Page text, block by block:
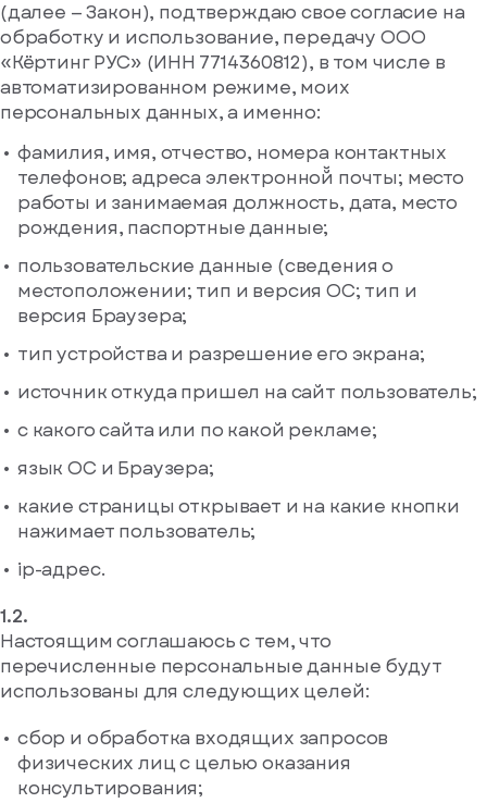
или
еще нет
Отправить
код
еще
раз
43
сек
Телефон*
Я даю своё
согласие на
обработку
данных
Я согласен
получать
рекламные и
информационные
материалы
Войдите
, если
вас
есть
Сообщение*
Нажимая
на
кнопку,
я
на
обработку
персональных
данных
(далее — Закон), подтверждаю свое согласие на
обработку и использование, передачу ООО
«Кёртинг РУС» (ИНН 7714360812), в том числе в
автоматизированном режиме, моих
персональных данных, а именно:
фамилия, имя, отчество, номера контактных
телефонов; адреса электронной̆ почты; место
работы и занимаемая должность, дата, место
рождения, паспортные данные;
пользовательские данные (сведения о
местоположении; тип и версия ОС; тип и
версия Браузера;
тип устройства и разрешение его экрана;
источник откуда пришел на сайт пользователь;
с какого сайта или по какой рекламе;
язык ОС и Браузера;
какие страницы открывает и на какие кнопки
нажимает пользователь;
ip-адрес.
Настоящим соглашаюсь с тем, что
перечисленные персональные данные будут
использованы для следующих целей:
сбор и обработка входящих запросов
физических лиц с целью оказания
консультирования;